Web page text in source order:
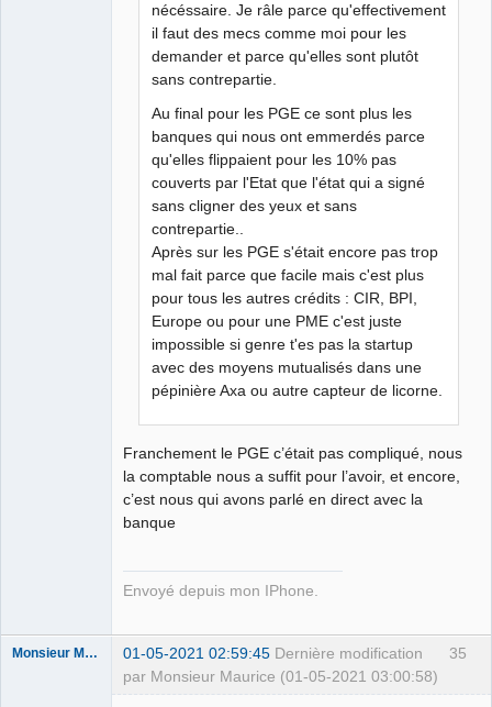
nécéssaire. Je râle parce qu'effectivement
il faut des mecs comme moi pour les
demander et parce qu'elles sont plutôt
sans contrepartie.
Au final pour les PGE ce sont plus les
banques qui nous ont emmerdés parce
qu'elles flippaient pour les 10% pas
couverts par l'Etat que l'état qui a signé
sans cligner des yeux et sans
contrepartie..
Après sur les PGE s'était encore pas trop
mal fait parce que facile mais c'est plus
pour tous les autres crédits : CIR, BPI,
Europe ou pour une PME c'est juste
impossible si genre t'es pas la startup
avec des moyens mutualisés dans une
pépinière Axa ou autre capteur de licorne.
Franchement le PGE c’était pas compliqué, nous
la comptable nous a suffit pour l’avoir, et encore,
c’est nous qui avons parlé en direct avec la
banque
Envoyé depuis mon IPhone.
35
Monsieur Maurice 01-05-2021 02:59:45 Dernière modification
par Monsieur Maurice (01-05-2021 03:00:58)